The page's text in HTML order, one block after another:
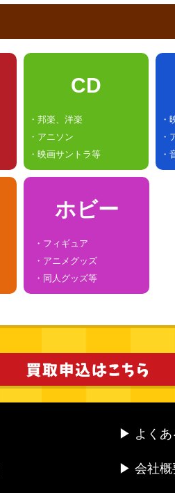
CD
・邦楽、洋楽
・アニソン
・映画サントラ等
・
・
・
ホビー
・フィギュア
・アニメグッズ
・同人グッズ等
▶ よくあ
▶ 会社概